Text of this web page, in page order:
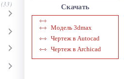
(33) Скачать
Модель 3dmax
Чертеж в Autocad
Чертеж в Archicad